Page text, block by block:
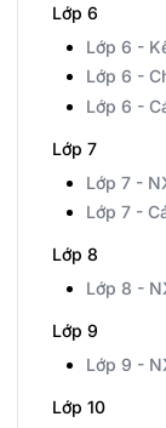
Lớp 6
Lớp 6 -
Lớp 6 -
Lớp 6 -
Lớp 7
Lớp 7 -
Lớp 7 -
Lớp 8
Lớp 8 -
Lớp 9
Lớp 9 -
Lớp 10